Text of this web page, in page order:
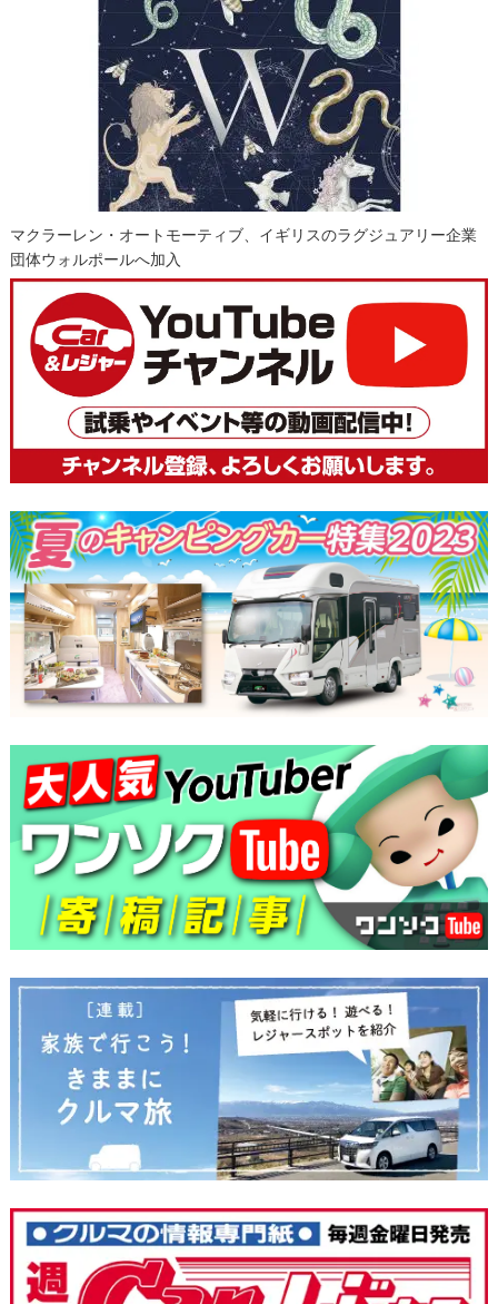
マクラーレン・オートモーティブ、イギリスのラグジュアリー企業
団体ウォルポールへ加入